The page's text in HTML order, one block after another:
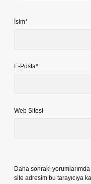
İsim*
E-Posta*
Web Sitesi
Daha sonraki
site adresim bu tarayıcıya